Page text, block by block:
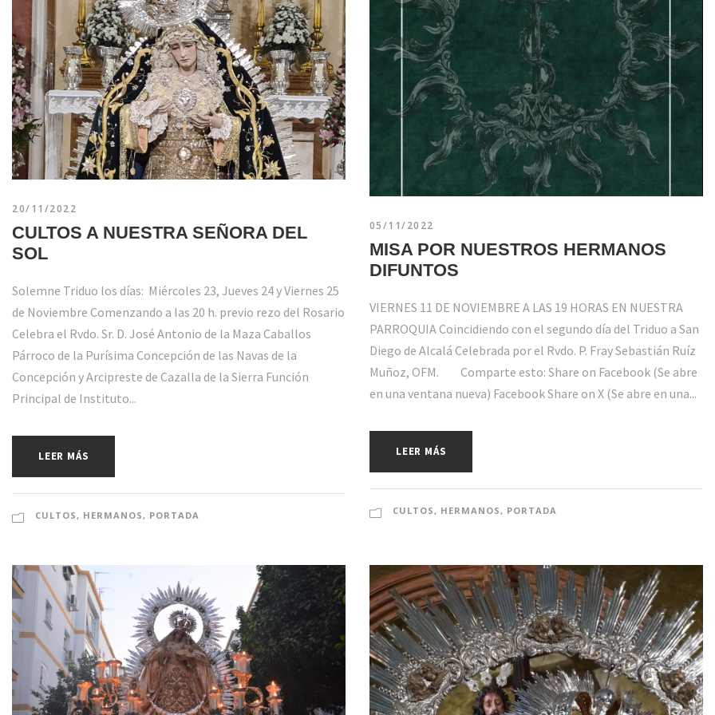
20/11/2022
CULTOS A NUESTRA SEÑORA DEL
SOL
Solemne Triduo los días: Miércoles 23, Jueves 24 y Viernes 25
de Noviembre Comenzando a las 20 h. previo rezo del Rosario
Celebra el Rvdo. Sr. D. José Antonio de la Maza Caballos
Párroco de la Purísima Concepción de las Navas de la
Concepción y Arcipreste de Cazalla de la Sierra Función
Principal de Instituto...
LEER MÁS
CULTOS, HERMANOS, PORTADA
05/11/2022
MISA POR NUESTROS HERMANOS
DIFUNTOS
VIERNES 11 DE NOVIEMBRE A LAS 19 HORAS EN NUESTRA
PARROQUIA Coincidiendo con el segundo día del Triduo a San
Diego de Alcalá Celebrada por el Rvdo. P. Fray Sebastián Ruíz
Muñoz, OFM. Comparte esto: Share on Facebook (Se abre
en una ventana nueva) Facebook Share on X (Se abre en una...
LEER MÁS
CULTOS, HERMANOS, PORTADA